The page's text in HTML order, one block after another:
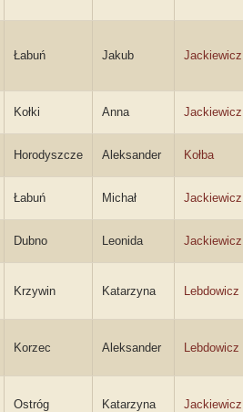
Łabuń Jakub Jackiewicz
Kołki Anna Jackiewicz
Horodyszcze Aleksander Kołba
Łabuń Michał Jackiewicz
Dubno Leonida Jackiewicz
Krzywin Katarzyna Lebdowicz
Korzec Aleksander Lebdowicz
Ostróg Katarzyna Jackiewicz